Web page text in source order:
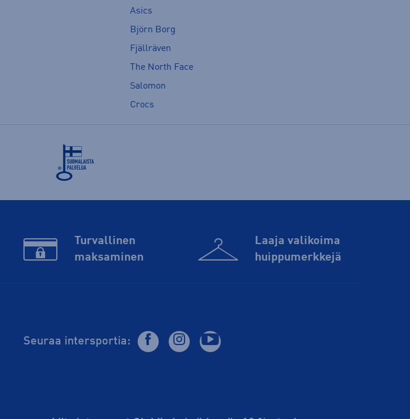
Asics
Björn Borg
Fjällräven
The North Face
Salomon
Crocs
Turvallinen
maksaminen
Laaja valikoima
huippu­merkkejä
Seuraa intersportia: